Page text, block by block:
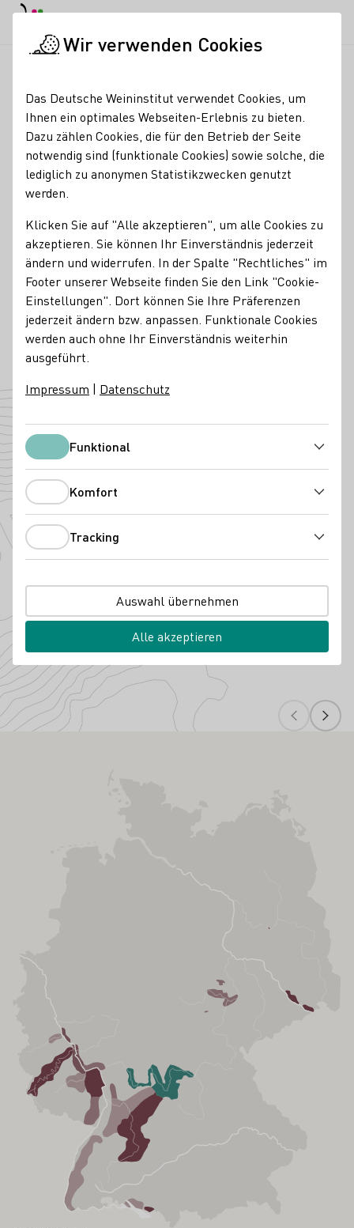
Winzerhof und
Häckerstube Engel
Services
Gutsschänke
Kontakt
Winzerhof und Häckerstube Engel
91472 Ipsheim Bahnhofstr. 4 Franken Deutschland
Telefonnummer
Zur Website
Dornfelder
Wir verwenden Cookies
Das Deutsche Weininstitut verwendet Cookies, um
Ihnen ein optimales Webseiten-Erlebnis zu bieten.
Dazu zählen Cookies, die für den Betrieb der Seite
notwendig sind (funktionale Cookies) sowie solche, die
lediglich zu anonymen Statistikzwecken genutzt
werden.
Klicken Sie auf "Alle akzeptieren", um alle Cookies zu
akzeptieren. Sie können Ihr Einverständnis jederzeit
ändern und widerrufen. In der Spalte "Rechtliches" im
Footer unserer Webseite finden Sie den Link "Cookie-
Einstellungen". Dort können Sie Ihre Präferenzen
jederzeit ändern bzw. anpassen. Funktionale Cookies
werden auch ohne Ihr Einverständnis weiterhin
ausgeführt.
Impressum | Datenschutz
FunktionalFunktional
Komfort
Tracking
Auswahl übernehmen
Alle akzeptieren